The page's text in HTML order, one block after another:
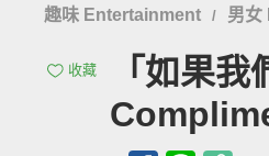
趣味 Entertainment / 男女
收藏
「如果